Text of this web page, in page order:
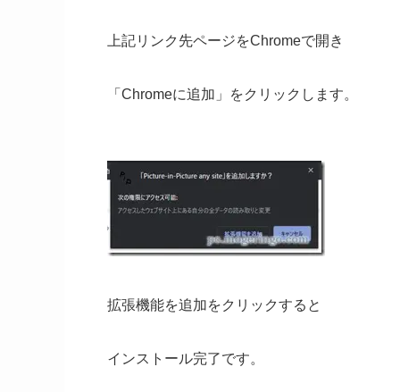
上記リンク先ページをChromeで開き
「Chromeに追加」をクリックします。
拡張機能を追加をクリックすると
インストール完了です。